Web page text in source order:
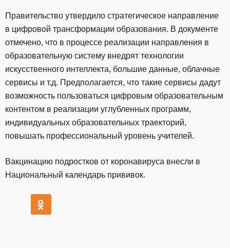
Правительство утвердило стратегическое направление
в цифровой трансформации образования. В документе
отмечено, что в процессе реализации направления в
образовательную систему внедрят технологии
искусственного интеллекта, большие данные, облачные
сервисы и т.д. Предполагается, что такие сервисы дадут
возможность пользоваться цифровым образовательным
контентом в реализации углубленных программ,
индивидуальных образовательных траекторий,
повышать профессиональный уровень учителей.
Вакцинацию подростков от коронавируса внесли в
Национальный календарь прививок.